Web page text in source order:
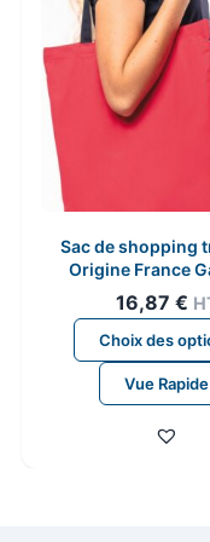
Sac de shopping
Origine France
16,87 €
Choix des
Vue Rapide